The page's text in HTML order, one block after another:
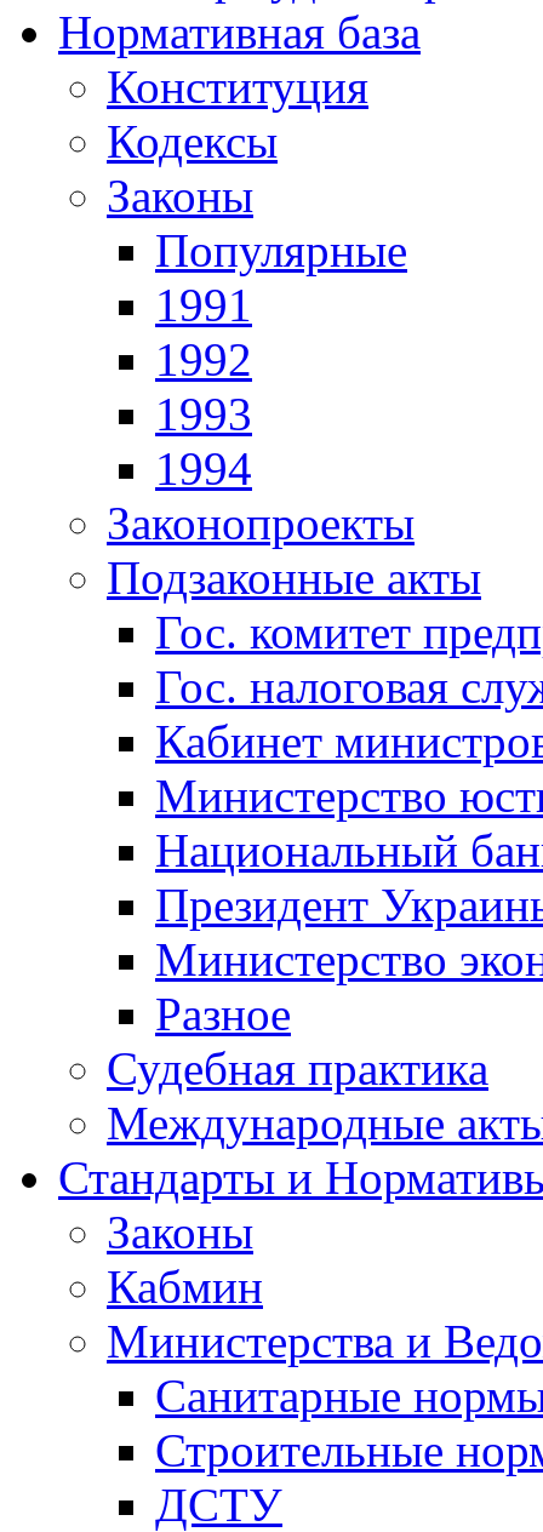
Нормативная база
Конституция
Кодексы
Законы
Популярные
1991
1992
1993
1994
Законопроекты
Подзаконные акты
Гос. комитет
Гос. налоговая
Кабинет
Министерство
Национальный
Президент
Министерство
Разное
Судебная практика
Международные
Стандарты и
Законы
Кабмин
Министерства и
Санитарные
Строительные
ДСТУ